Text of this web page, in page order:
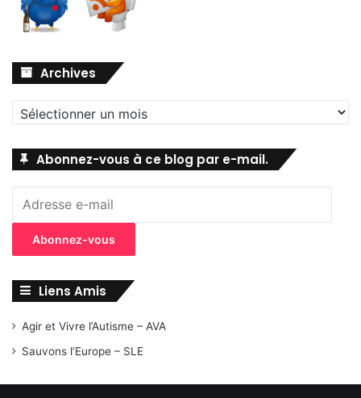
Archives Archives
Abonnez-vous à ce blog par e-mail.
Abonnez-vous
Liens Amis
Agir et Vivre l’Autisme – AVA
Sauvons l’Europe – SLE